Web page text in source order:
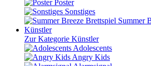
Poster
Sonstiges
Summer
Künstler
Zur Kategorie Künstler
Adolescents
Angry Kids